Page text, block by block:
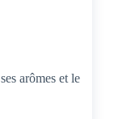
arômes et le